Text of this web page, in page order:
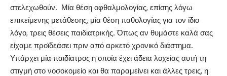
στελεχωθούν. Μία θέση οφθαλμολογίας, επίσης λόγω
επικείμενης μετάθεσης, μία θέση παθολογίας για τον ίδιο
λόγο, τρεις θέσεις παιδιατρικής. Όπως αν θυμάστε καλά σας
είχαμε προϊδεάσει πριν από αρκετό χρονικό διάστημα.
Υπάρχει μία παιδίατρος η οποία έχει άδεια λοχείας αυτή τη
στιγμή στο νοσοκομείο και θα παραμείνει και άλλες τρεις, η